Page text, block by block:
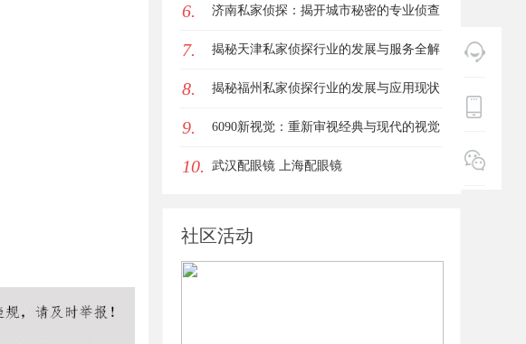
现状详细解析
6. 济南私家侦探：揭开城市秘密的专业侦查
服务
7. 揭秘天津私家侦探行业的发展与服务全解
析
8. 揭秘福州私家侦探行业的发展与应用现状
9. 6090新视觉：重新审视经典与现代的视觉
盛宴
10. 武汉配眼镜 上海配眼镜
社区活动